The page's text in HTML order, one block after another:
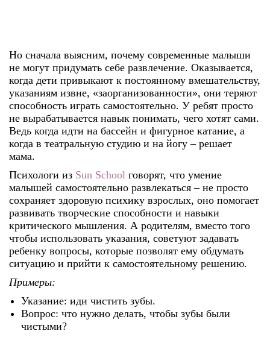
Но сначала выясним, почему современные малыши
не могут придумать себе развлечение. Оказывается,
когда дети привыкают к постоянному вмешательству,
указаниям извне, «заорганизованности», они теряют
способность играть самостоятельно. У ребят просто
не вырабатывается навык понимать, чего хотят сами.
Ведь когда идти на бассейн и фигурное катание, а
когда в театральную студию и на йогу – решает
мама.
Психологи из Sun School говорят, что умение
малышей самостоятельно развлекаться – не просто
сохраняет здоровую психику взрослых, оно помогает
развивать творческие способности и навыки
критического мышления. А родителям, вместо того
чтобы использовать указания, советуют задавать
ребенку вопросы, которые позволят ему обдумать
ситуацию и прийти к самостоятельному решению.
Примеры:
Указание: иди чистить зубы.
Вопрос: что нужно делать, чтобы зубы были
чистыми?